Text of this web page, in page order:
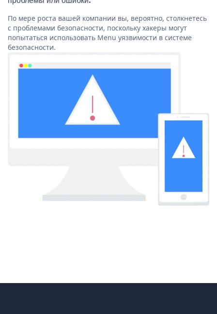
По мере роста вашей компании вы, вероятно, столкнетесь
с проблемами безопасности, поскольку хакеры могут
попытаться использовать Menu уязвимости в системе
безопасности.